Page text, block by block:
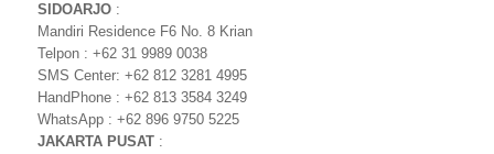
SIDOARJO :
Mandiri Residence F6 No. 8 Krian
Telpon : +62 31 9989 0038
SMS Center: +62 812 3281 4995
HandPhone : +62 813 3584 3249
WhatsApp : +62 896 9750 5225
JAKARTA PUSAT :